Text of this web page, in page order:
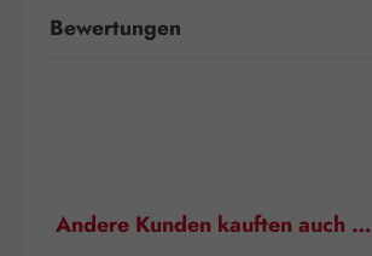
Bewertungen
Produktgalerie überspringen
Andere Kunden kauften auch …